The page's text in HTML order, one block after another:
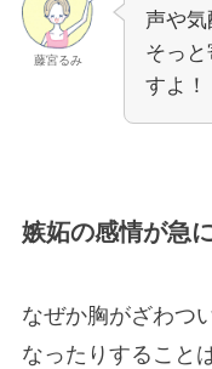
藤宮るみ
声や
そっ
すよ！
嫉妬の感情が急
なぜか胸がざわつ
なったりすること